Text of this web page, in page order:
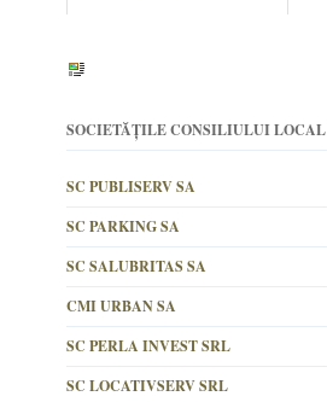
SOCIETĂȚILE CONSILIULUI LOCAL
SC PUBLISERV SA
SC PARKING SA
SC SALUBRITAS SA
CMI URBAN SA
SC PERLA INVEST SRL
SC LOCATIVSERV SRL